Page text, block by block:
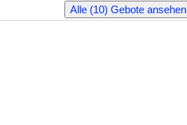
Alle (10) Gebote ansehen